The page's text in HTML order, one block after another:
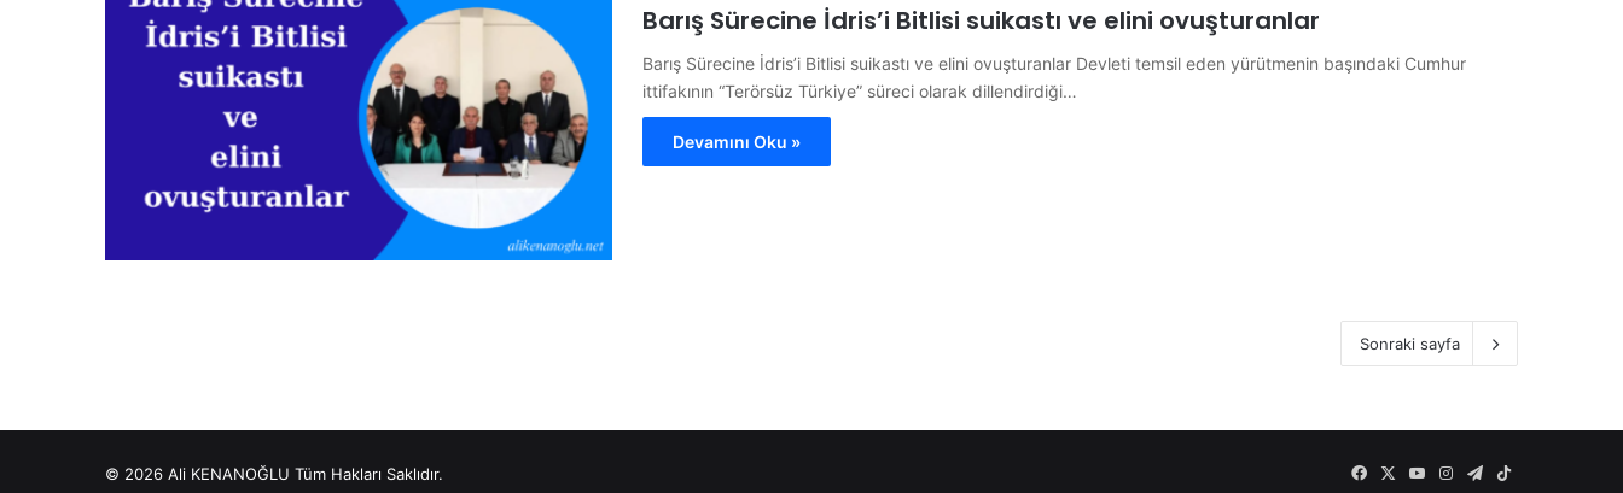
Barış Sürecine İdris’i Bitlisi suikastı ve elini ovuşturanlar
Barış Sürecine İdris’i Bitlisi suikastı ve elini ovuşturanlar Devleti temsil eden yürütmenin başındaki Cumhur
ittifakının “Terörsüz Türkiye” süreci olarak dillendirdiği…
Devamını Oku »
Sonraki sayfa
© 2026 Ali KENANOĞLU Tüm Hakları Saklıdır. Facebook
X YouTubeInstagram
Telegram
TikTok